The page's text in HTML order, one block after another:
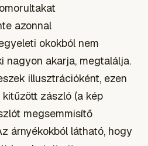
azonnal
okokból nem
nagyon akarja, megtalálja.
illusztrációként, ezen
zászló (a kép
megsemmisítő
árnyékokból látható, hogy